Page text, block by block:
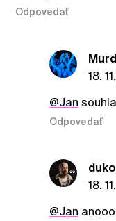
Odpovedať
18.
@Jan
Odpovedať
18.
@Jan